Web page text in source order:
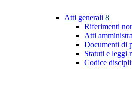
Atti generali 8
Riferimenti
Atti
Documenti di
Statuti e leggi
Codice